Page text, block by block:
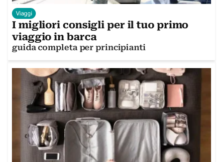
Viaggi
I migliori consigli per il tuo primo
viaggio in barca
guida completa per principianti